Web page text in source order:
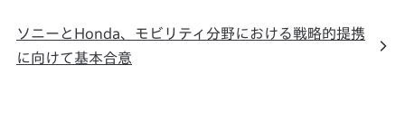
ソニーとHonda、モビリティ分野における戦略的提携
に向けて基本合意